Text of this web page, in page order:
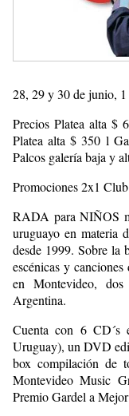
28, 29 y 30 de junio,
Precios Platea alta $
Platea alta $ 350 l
Palcos galería baja y
Promociones 2x1
RADA para NIÑOS
uruguayo en materia
desde 1999. Sobre la
escénicas y
en Montevideo,
Argentina.
Cuenta con 6 CD´s
Uruguay), un DVD
box compilación de
Montevideo Music
Premio Gardel a